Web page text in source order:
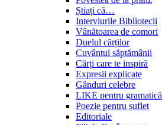
Știați că…
Interviurile Bibliotecii
Vânătoarea de comori
Duelul cărților
Cuvântul săptămânii
Cărți care te inspiră
Expresii explicate
Gânduri celebre
LIKE pentru gramatică
Poezie pentru suflet
Editoriale